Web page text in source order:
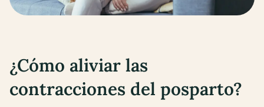
¿Cómo aliviar las
contracciones del posparto?